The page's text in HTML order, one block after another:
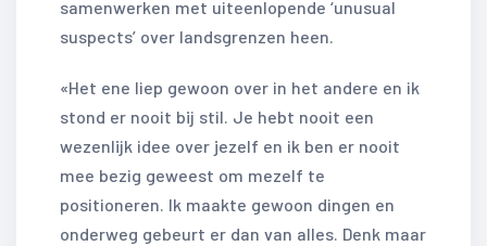
samenwerken met uiteenlopende ‘unusual
suspects’ over landsgrenzen heen.
«Het ene liep gewoon over in het andere en ik
stond er nooit bij stil. Je hebt nooit een
wezenlijk idee over jezelf en ik ben er nooit
mee bezig geweest om mezelf te
positioneren. Ik maakte gewoon dingen en
onderweg gebeurt er dan van alles. Denk maar